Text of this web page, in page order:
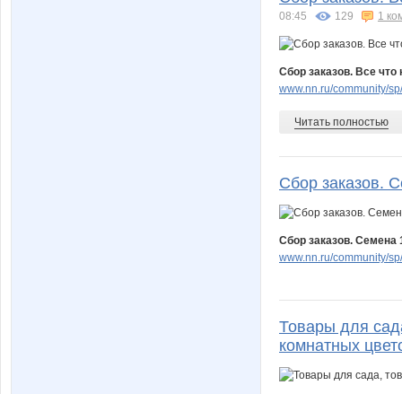
08:45 129 1
Сбор заказов. Все что
www.nn.ru/community/
Читать полностью
Сбор заказов.
Сбор заказов. Семена
www.nn.ru/community/
Товары для
комнатных